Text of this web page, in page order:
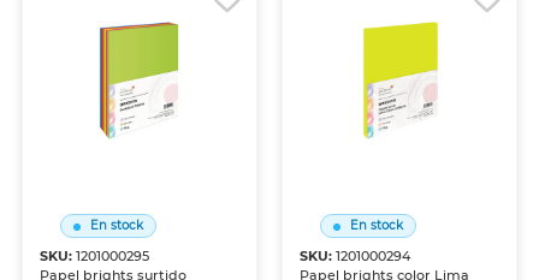
En stock
SKU:1201000295
Papel brights surtido
En stock
SKU: 1201000294
Papel brights color Lima